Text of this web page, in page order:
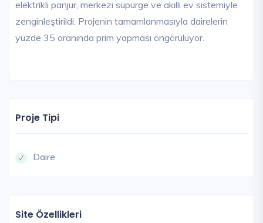
elektrikli panjur, merkezi süpürge ve akıllı ev sistemiyle
zenginleştirildi. Projenin tamamlanmasıyla dairelerin
yüzde 35 oranında prim yapması öngörülüyor.
Proje Tipi
Daire
Site Özellikleri